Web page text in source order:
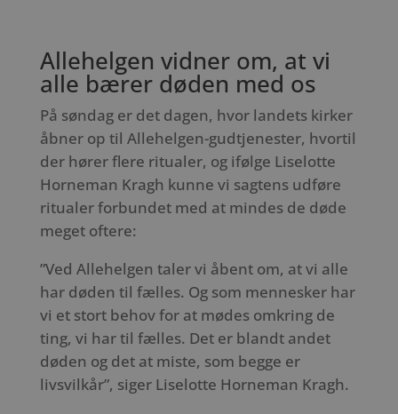
Allehelgen vidner om, at vi
alle bærer døden med os
På søndag er det dagen, hvor landets kirker
åbner op til Allehelgen-gudtjenester, hvortil
der hører flere ritualer, og ifølge Liselotte
Horneman Kragh kunne vi sagtens udføre
ritualer forbundet med at mindes de døde
meget oftere:
”Ved Allehelgen taler vi åbent om, at vi alle
har døden til fælles. Og som mennesker har
vi et stort behov for at mødes omkring de
ting, vi har til fælles. Det er blandt andet
døden og det at miste, som begge er
livsvilkår”, siger Liselotte Horneman Kragh.